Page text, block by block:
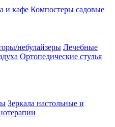
и кафе Компостеры садовые
небулайзеры Лечебные
Ортопедические стулья
Зеркала настольные и